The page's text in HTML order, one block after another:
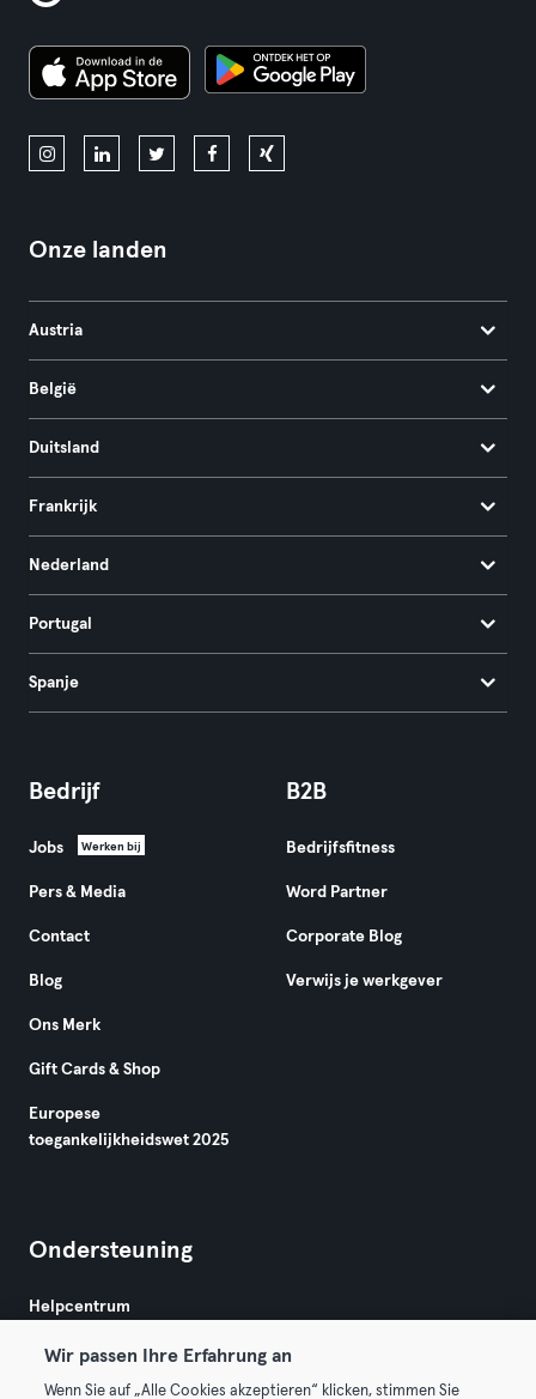
Onze landen
Austria
België
Duitsland
Frankrijk
Nederland
Portugal
Spanje
Bedrijf
Jobs Werken bij
Pers & Media
Contact
Blog
Ons Merk
Gift Cards & Shop
Europese
toegankelijkheidswet 2025
B2B
Bedrijfsfitness
Word Partner
Corporate Blog
Verwijs je werkgever
Ondersteuning
Helpcentrum
Wir passen Ihre Erfahrung an
Wenn Sie auf „Alle Cookies akzeptieren“ klicken, stimmen Sie